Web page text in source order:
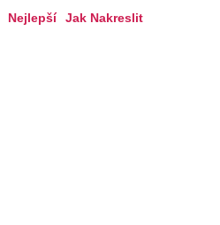
Nejlepší Jak Nakreslit